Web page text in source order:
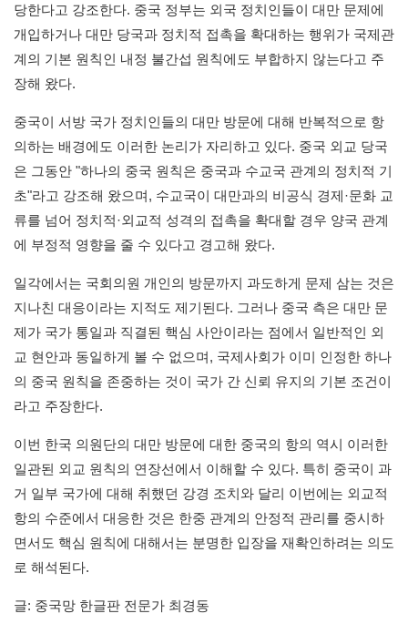
당한다고 강조한다. 중국 정부는 외국 정치인들이 대만 문제에
개입하거나 대만 당국과 정치적 접촉을 확대하는 행위가 국제관
계의 기본 원칙인 내정 불간섭 원칙에도 부합하지 않는다고 주
장해 왔다.
중국이 서방 국가 정치인들의 대만 방문에 대해 반복적으로 항
의하는 배경에도 이러한 논리가 자리하고 있다. 중국 외교 당국
은 그동안 "하나의 중국 원칙은 중국과 수교국 관계의 정치적 기
초"라고 강조해 왔으며, 수교국이 대만과의 비공식 경제·문화 교
류를 넘어 정치적·외교적 성격의 접촉을 확대할 경우 양국 관계
에 부정적 영향을 줄 수 있다고 경고해 왔다.
일각에서는 국회의원 개인의 방문까지 과도하게 문제 삼는 것은
지나친 대응이라는 지적도 제기된다. 그러나 중국 측은 대만 문
제가 국가 통일과 직결된 핵심 사안이라는 점에서 일반적인 외
교 현안과 동일하게 볼 수 없으며, 국제사회가 이미 인정한 하나
의 중국 원칙을 존중하는 것이 국가 간 신뢰 유지의 기본 조건이
라고 주장한다.
이번 한국 의원단의 대만 방문에 대한 중국의 항의 역시 이러한
일관된 외교 원칙의 연장선에서 이해할 수 있다. 특히 중국이 과
거 일부 국가에 대해 취했던 강경 조치와 달리 이번에는 외교적
항의 수준에서 대응한 것은 한중 관계의 안정적 관리를 중시하
면서도 핵심 원칙에 대해서는 분명한 입장을 재확인하려는 의도
로 해석된다.
글: 중국망 한글판 전문가 최경동